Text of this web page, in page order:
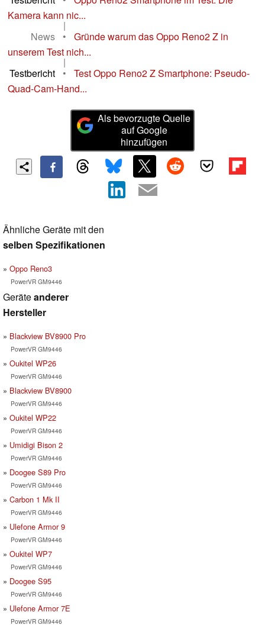
Kamera kann nic...
|
News
•
Gründe warum das Oppo Reno2 Z in
unserem Test nich...
|
Testbericht
•
Test Oppo Reno2 Z Smartphone: Pseudo-
Quad-Cam-Hand...
Als bevorzugte Quelle
auf Google
hinzufügen
Ähnliche Geräte mit den
selben Spezifikationen
Oppo Reno3
PowerVR GM9446
Geräteanderer
Hersteller
Blackview BV8900 Pro
PowerVR GM9446
Oukitel WP26
PowerVR GM9446
Blackview BV8900
PowerVR GM9446
Oukitel WP22
PowerVR GM9446
Umidigi Bison 2
PowerVR GM9446
Doogee S89 Pro
PowerVR GM9446
Carbon 1 Mk II
PowerVR GM9446
Ulefone Armor 9
PowerVR GM9446
Oukitel WP7
PowerVR GM9446
Doogee S95
PowerVR GM9446
Ulefone Armor 7E
PowerVR GM9446